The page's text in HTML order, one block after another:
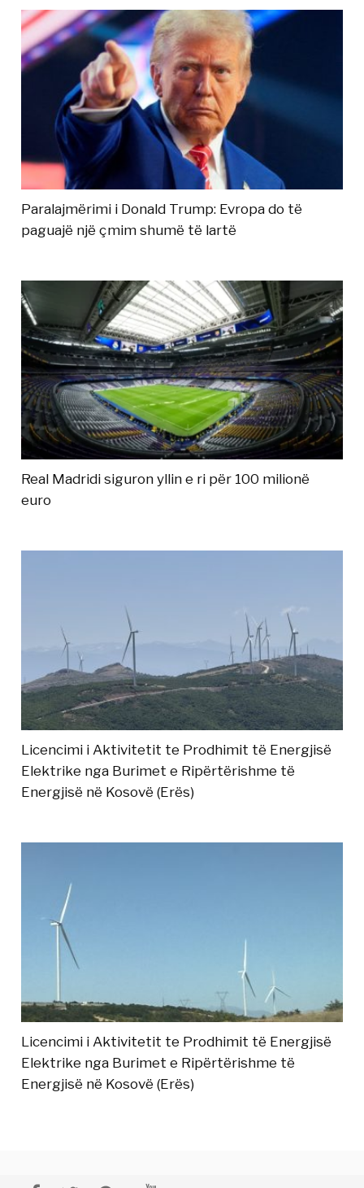
Paralajmërimi i Donald Trump: Evropa do të
paguajë një çmim shumë të lartë
Real Madridi siguron yllin e ri për 100 milionë
euro
Licencimi i Aktivitetit te Prodhimit të Energjisë
Elektrike nga Burimet e Ripërtërishme të
Energjisë në Kosovë (Erës)
Licencimi i Aktivitetit te Prodhimit të Energjisë
Elektrike nga Burimet e Ripërtërishme të
Energjisë në Kosovë (Erës)